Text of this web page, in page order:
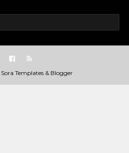
Sora Templates& Blogger